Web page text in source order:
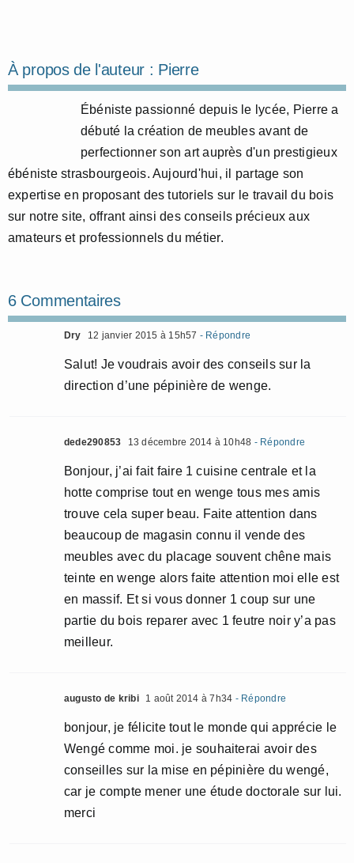
À propos de l'auteur : Pierre
Ébéniste passionné depuis le lycée, Pierre a
débuté la création de meubles avant de
perfectionner son art auprès d'un prestigieux
ébéniste strasbourgeois. Aujourd'hui, il partage son
expertise en proposant des tutoriels sur le travail du bois
sur notre site, offrant ainsi des conseils précieux aux
amateurs et professionnels du métier.
6 Commentaires
Dry 12 janvier 2015 à 15h57 - Répondre
Salut! Je voudrais avoir des conseils sur la
direction d’une pépinière de wenge.
dede290853 13 décembre 2014 à 10h48 - Répondre
Bonjour, j’ai fait faire 1 cuisine centrale et la
hotte comprise tout en wenge tous mes amis
trouve cela super beau. Faite attention dans
beaucoup de magasin connu il vende des
meubles avec du placage souvent chêne mais
teinte en wenge alors faite attention moi elle est
en massif. Et si vous donner 1 coup sur une
partie du bois reparer avec 1 feutre noir y’a pas
meilleur.
augusto de kribi 1 août 2014 à 7h34 - Répondre
bonjour, je félicite tout le monde qui apprécie le
Wengé comme moi. je souhaiterai avoir des
conseilles sur la mise en pépinière du wengé,
car je compte mener une étude doctorale sur lui.
merci